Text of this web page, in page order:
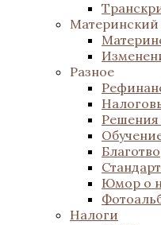
Материнский
Разное
Решения
Юмор о
Налоги